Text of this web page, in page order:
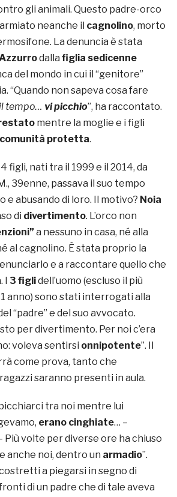
gli animali. Questo padre-orco
neanche il cagnolino, morto
La denuncia è stata
dalla figlia sedicenne
del mondo in cui il “genitore”
“Quando non sapeva cosa fare
tempo… vi picchio”, ha raccontato.
mentre la moglie e i figli
comunità protetta.
figli, nati tra il 1999 e il 2014, da
39enne, passava il suo tempo
e abusando di loro. Il motivo? Noia
di divertimento. L’orco non
a nessuno in casa, né alla
al cagnolino. È stata proprio la
e a raccontare quello che
3 figlidell’uomo (escluso il più
anno) sono stati interrogati alla
“padre” e del suo avvocato.
per divertimento. Per noi c’era
voleva sentirsi onnipotente”. Il
come prova, tanto che
saranno presenti in aula.
tra noi mentre lui
erano cinghiate… –
Più volte per diverse ore ha chiuso
anche noi, dentro un armadio”.
a piegarsi in segno di
di un padre che di tale aveva